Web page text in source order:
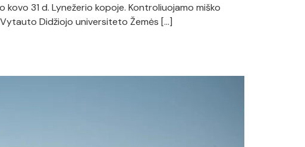
31 d. Lynežerio kopoje. Kontroliuojamo miško
Didžiojo universiteto Žemės […]